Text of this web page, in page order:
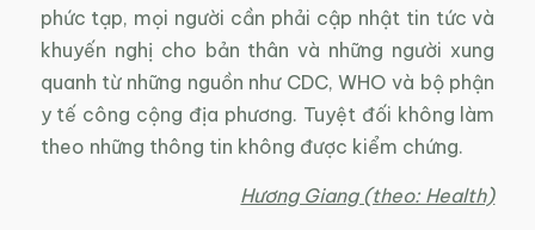
phức tạp, mọi người cần phải cập nhật tin tức và
khuyến nghị cho bản thân và những người xung
quanh từ những nguồn như CDC, WHO và bộ phận
y tế công cộng địa phương. Tuyệt đối không làm
theo những thông tin không được kiểm chứng.
Hương Giang (theo: Health)